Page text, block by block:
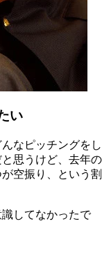
い
なピッチングをし
思うけど、去年の
空振り、という割
してなかったで